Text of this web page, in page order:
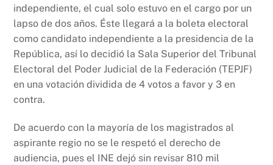
independiente, el cual solo estuvo en el cargo por un
lapso de dos años. Éste llegará a la boleta electoral
como candidato independiente a la presidencia de la
República, así lo decidió la Sala Superior del Tribunal
Electoral del Poder Judicial de la Federación (TEPJF)
en una votación dividida de 4 votos a favor y 3 en
contra.
De acuerdo con la mayoría de los magistrados al
aspirante regio no se le respetó el derecho de
audiencia, pues el INE dejó sin revisar 810 mil